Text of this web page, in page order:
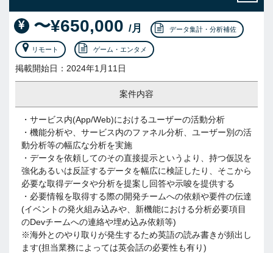
〜¥650,000 /月 データ集計・分析補佐
リモート ゲーム・エンタメ
掲載開始日：2024年1月11日
案件内容
・サービス内(App/Web)におけるユーザーの活動分析
・機能分析や、サービス内のファネル分析、ユーザー別の活
動分析等の幅広な分析を実施
・データを依頼してのその直接提示というより、持つ仮説を
強化あるいは反証するデータを幅広に検証したり、そこから
必要な取得データや分析を提案し回答や示唆を提供する
・必要情報を取得する際の開発チームへの依頼や要件の伝達
(イベントの発火組み込みや、新機能における分析必要項目
のDevチームへの連絡や埋め込み依頼等)
※海外とのやり取りが発生するため英語の読み書きが頻出し
ます(担当業務によっては英会話の必要性も有り)